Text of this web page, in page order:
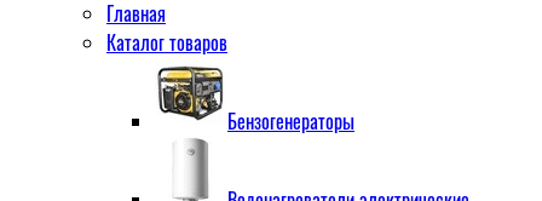
Главная
Каталог товаров
Бензогенераторы